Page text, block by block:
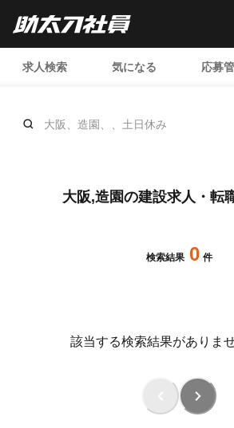
求人検索 気になる 応募
大阪、造園、、土日休み
大阪,造園の建設求人・転
検索結果 0 件
該当する検索結果がありま